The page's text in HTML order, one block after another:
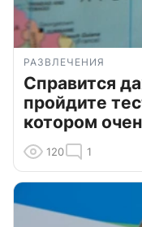
РАЗВЛЕЧЕНИЯ
Справится
пройдите
котором
120 1